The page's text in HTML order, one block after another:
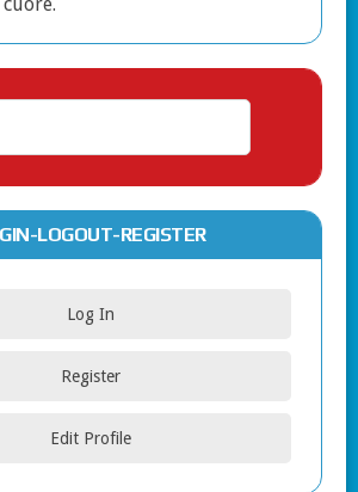
LOGOUT-REGISTER
Log In
Register
Edit Profile